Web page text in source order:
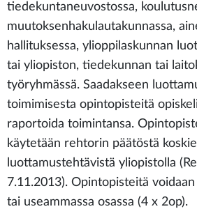
tiedekuntaneuvostossa,
muutoksenhakulautakunnassa,
hallituksessa, ylioppilaskunnan
tai yliopiston, tiedekunnan tai
työryhmässä. Saadakseen
toimimisesta opintopisteitä
raportoida toimintansa.
käytetään rehtorin päätöstä
luottamustehtävistä yliopistolla
7.11.2013). Opintopisteitä
tai useammassa osassa (4 x 2op).